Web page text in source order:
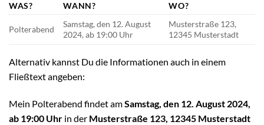
WAS? WANN? WO?
Polterabend
Samstag, den 12. August
2024, ab 19:00 Uhr
Musterstraße 123,
12345 Musterstadt
Alternativ kannst Du die Informationen auch in einem
Fließtext angeben:
Mein Polterabend findet amSamstag, den 12. August 2024,
ab 19:00 Uhr in der Musterstraße 123, 12345 Musterstadt